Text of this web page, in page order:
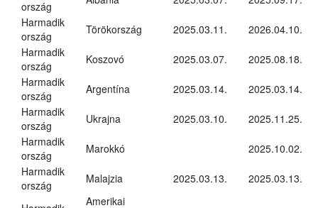
ország
Harmadik
ország
Törökország 2025.03.11.
2026.04.10.
Harmadik
ország
Koszovó 2025.03.07.
2025.08.18.
Harmadik
ország
Argentína 2025.03.14.
2025.03.14.
Harmadik
ország
Ukrajna 2025.03.10.
2025.11.25.
Harmadik
ország
Marokkó
2025.10.02.
Harmadik
ország
Malajzia 2025.03.13. 2025.03.13.
Amerikai